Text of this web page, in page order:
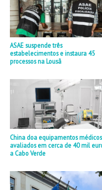
ASAE suspende três
estabelecimentos e instaura 45
processos na Lousã
China doa equipamentos médicos
avaliados em cerca de 40 mil
a Cabo Verde